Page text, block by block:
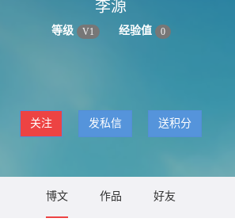
李源
等级 V1 经验值 0
关注 发私信 送积分
博文 作品 好友